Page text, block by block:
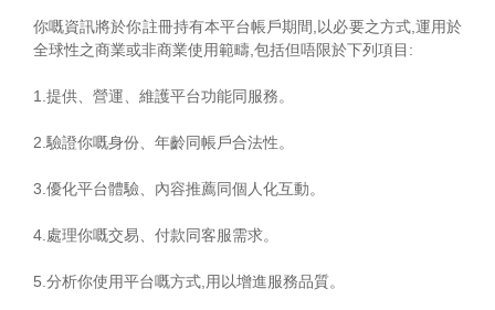
你嘅資訊將於你註冊持有本平台帳戶期間,以必要之方式,運用於
全球性之商業或非商業使用範疇,包括但唔限於下列項目:
1.提供、營運、維護平台功能同服務。
2.驗證你嘅身份、年齡同帳戶合法性。
3.優化平台體驗、內容推薦同個人化互動。
4.處理你嘅交易、付款同客服需求。
5.分析你使用平台嘅方式,用以增進服務品質。